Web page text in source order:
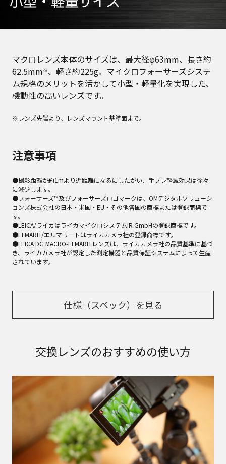
マクロレンズ本体のサイズは、最大径φ63mm、長さ約
62.5mm※、軽さ約225g。マイクロフォーサーズシステ
ム規格のメリットを活かして小型・軽量化を実現した、
機動性の高いレンズです。
※レンズ先端より、レンズマウント基準面まで。
注意事項
●撮影距離が約1mより近距離になるにしたがい、手ブレ軽減効果は徐々
に減少します。
●フォーサーズ™及びフォーサーズロゴマークは、OMデジタルソリューシ
ョンズ株式会社の日本・米国・EU・その他各国の商標または登録商標で
す。
●LEICA/ライカはライカマイクロシステムIR GmbHの登録商標です。
●ELMARIT/エルマリートはライカカメラ社の登録商標です。
●LEICA DG MACRO-ELMARITレンズは、ライカカメラ社の品質基準に基づ
き、ライカカメラ社が認定した測定機器と品質保証システムによって生産
されています。
仕様（スペック）を見る
交換レンズのおすすめの使い方